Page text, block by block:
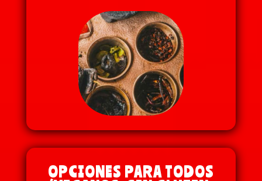
OPCIONES PARA TODOS